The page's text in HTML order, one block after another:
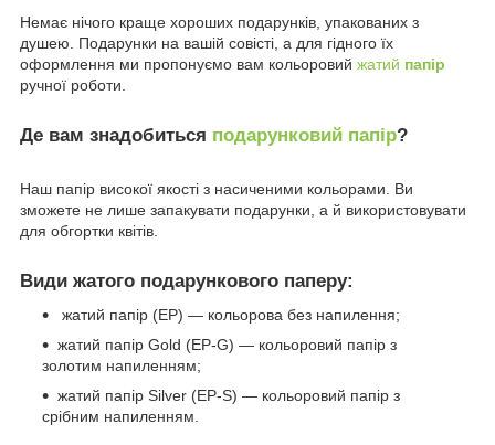
Немає нічого краще хороших подарунків, упакованих з
душею. Подарунки на вашій совісті, а для гідного їх
оформлення ми пропонуємо вам кольоровий жатий папір
ручної роботи.
Де вам знадобиться подарунковий папір?
Наш папір високої якості з насиченими кольорами. Ви
зможете не лише запакувати подарунки, а й використовувати
для обгортки квітів.
Види жатого подарункового паперу:
жатий папір (EP) — кольорова без напилення;
жатий папір Gold (EP-G) — кольоровий папір з
золотим напиленням;
жатий папір Silver (EP-S) — кольоровий папір з
срібним напиленням.